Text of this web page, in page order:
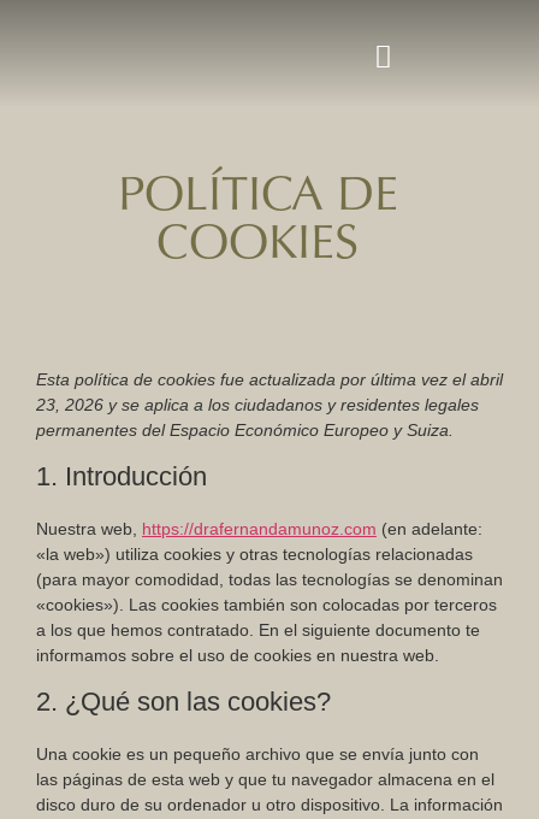
POLÍTICA DE
COOKIES
Esta política de cookies fue actualizada por última vez el abril
23, 2026 y se aplica a los ciudadanos y residentes legales
permanentes del Espacio Económico Europeo y Suiza.
1. Introducción
Nuestra web, https://drafernandamunoz.com (en adelante:
«la web») utiliza cookies y otras tecnologías relacionadas
(para mayor comodidad, todas las tecnologías se denominan
«cookies»). Las cookies también son colocadas por terceros
a los que hemos contratado. En el siguiente documento te
informamos sobre el uso de cookies en nuestra web.
2. ¿Qué son las cookies?
Una cookie es un pequeño archivo que se envía junto con
las páginas de esta web y que tu navegador almacena en el
disco duro de su ordenador u otro dispositivo. La información